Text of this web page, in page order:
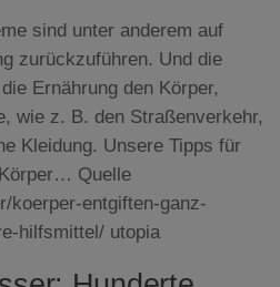
sind unter anderem auf
zurückzuführen. Und die
Ernährung den Körper,
wie z. B. den Straßenverkehr,
Kleidung. Unsere Tipps für
Quelle
koerper-entgiften-ganz-
hilfsmittel/ utopia